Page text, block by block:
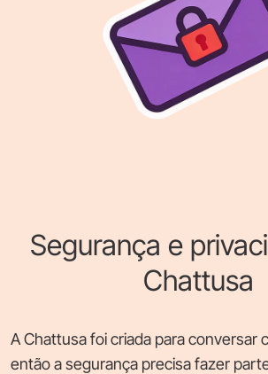
Segurança e
Chattusa
A Chattusa foi criada para conversar
então a segurança precisa fazer